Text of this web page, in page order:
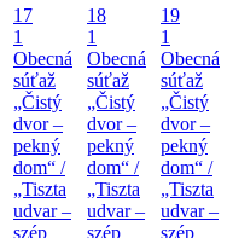
17
1
Obecná
súťaž
„Čistý
dvor –
pekný
dom“ /
„Tiszta
udvar –
szép
18
1
Obecná
súťaž
„Čistý
dvor –
pekný
dom“ /
„Tiszta
udvar –
szép
19
1
Obecná
súťaž
„Čistý
dvor –
pekný
dom“ /
„Tiszta
udvar –
szép